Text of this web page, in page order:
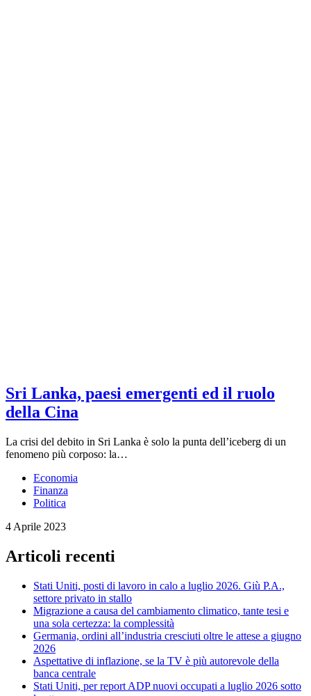
Sri Lanka, paesi emergenti ed il ruolo
della Cina
La crisi del debito in Sri Lanka è solo la punta dell’iceberg di un
fenomeno più corposo: la…
Economia
Finanza
Politica
4 Aprile 2023
Articoli recenti
Stati Uniti, posti di lavoro in calo a luglio 2026. Giù P.A.,
settore privato in stallo
Migrazione a causa del cambiamento climatico, tante tesi e
una sola certezza: la complessità
Germania, ordini all’industria cresciuti oltre le attese a giugno
2026
Aspettative di inflazione, se la TV è più autorevole della
banca centrale
Stati Uniti, per report ADP nuovi occupati a luglio 2026 sotto